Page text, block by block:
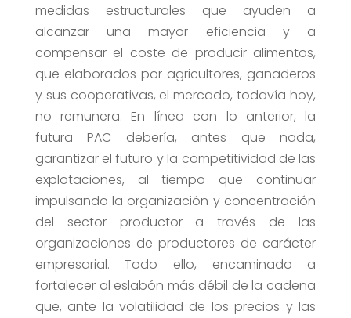
medidas estructurales que ayuden a
alcanzar una mayor eficiencia y a
compensar el coste de producir alimentos,
que elaborados por agricultores, ganaderos
y sus cooperativas, el mercado, todavía hoy,
no remunera. En línea con lo anterior, la
futura PAC debería, antes que nada,
garantizar el futuro y la competitividad de las
explotaciones, al tiempo que continuar
impulsando la organización y concentración
del sector productor a través de las
organizaciones de productores de carácter
empresarial. Todo ello, encaminado a
fortalecer al eslabón más débil de la cadena
que, ante la volatilidad de los precios y las